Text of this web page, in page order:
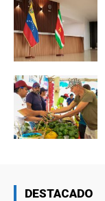
DESTACADO